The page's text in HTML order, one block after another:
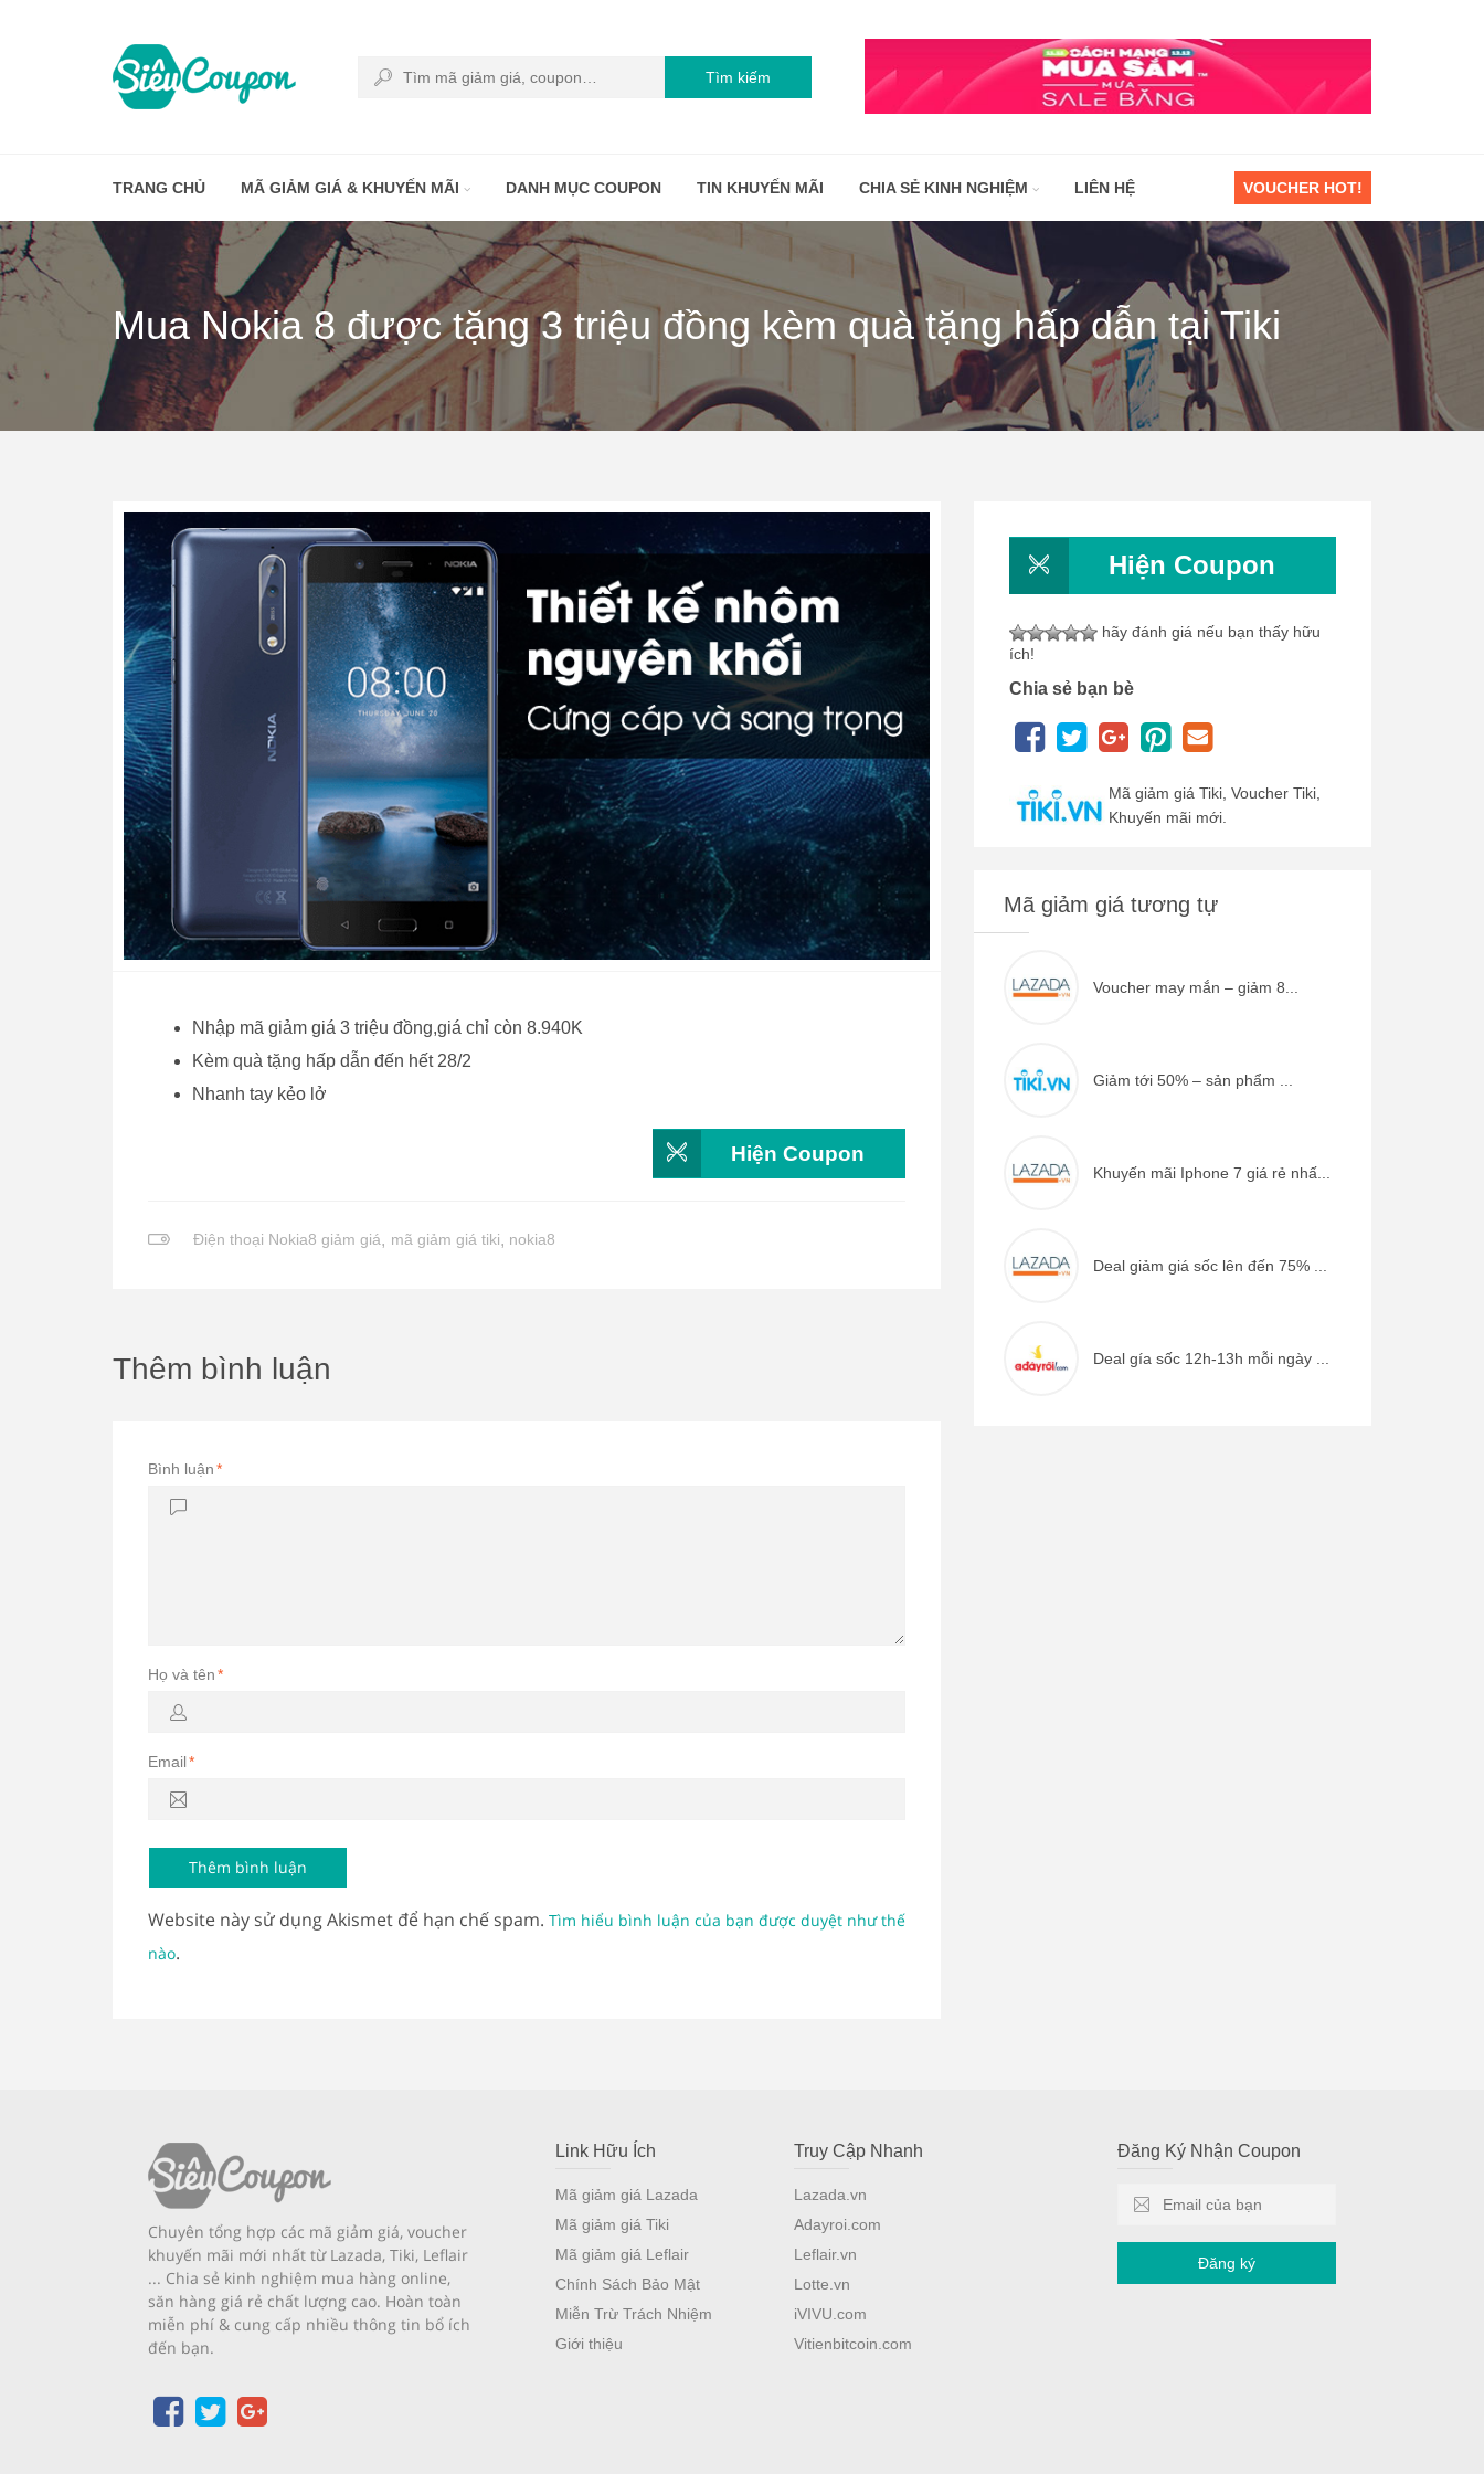
Tìm kiếm
TRANG CHỦ MÃ GIẢM GIÁ & KHUYẾN MÃI DANH MỤC COUPON TIN KHUYẾN MÃI CHIA SẺ KINH NGHIỆM LIÊN HỆ VOUCHER HOT!
Mua Nokia 8 được tặng 3 triệu đồng kèm quà tặng hấp dẫn tại Tiki
Nhập mã giảm giá 3 triệu đồng,giá chỉ còn 8.940K
Kèm quà tặng hấp dẫn đến hết 28/2
Nhanh tay kẻo lở
Hiện Coupon
Điện thoại Nokia8 giảm giá, mã giảm giá tiki, nokia8
Thêm bình luận
Bình luận*
Họ và tên*
Email*
Website này sử dụng Akismet để hạn chế spam. Tìm hiểu bình luận của bạn được duyệt như thế
nào.
Hiện Coupon
hãy đánh giá nếu bạn thấy hữu
ích!
Chia sẻ bạn bè
Mã giảm giá Tiki, Voucher Tiki,
Khuyến mãi mới.
Mã giảm giá tương tự
Voucher may mắn – giảm 8...
Giảm tới 50% – sản phẩm ...
Khuyến mãi Iphone 7 giá rẻ nhấ...
Deal giảm giá sốc lên đến 75% ...
Deal gía sốc 12h-13h mỗi ngày ...
Chuyên tổng hợp các mã giảm giá, voucher
khuyến mãi mới nhất từ Lazada, Tiki, Leflair
... Chia sẻ kinh nghiệm mua hàng online,
săn hàng giá rẻ chất lượng cao. Hoàn toàn
miễn phí & cung cấp nhiều thông tin bổ ích
đến bạn.
Link Hữu Ích
Mã giảm giá Lazada
Mã giảm giá Tiki
Mã giảm giá Leflair
Chính Sách Bảo Mật
Miễn Trừ Trách Nhiệm
Giới thiệu
Truy Cập Nhanh
Lazada.vn
Adayroi.com
Leflair.vn
Lotte.vn
iVIVU.com
Vitienbitcoin.com
Đăng Ký Nhận Coupon
Đăng ký